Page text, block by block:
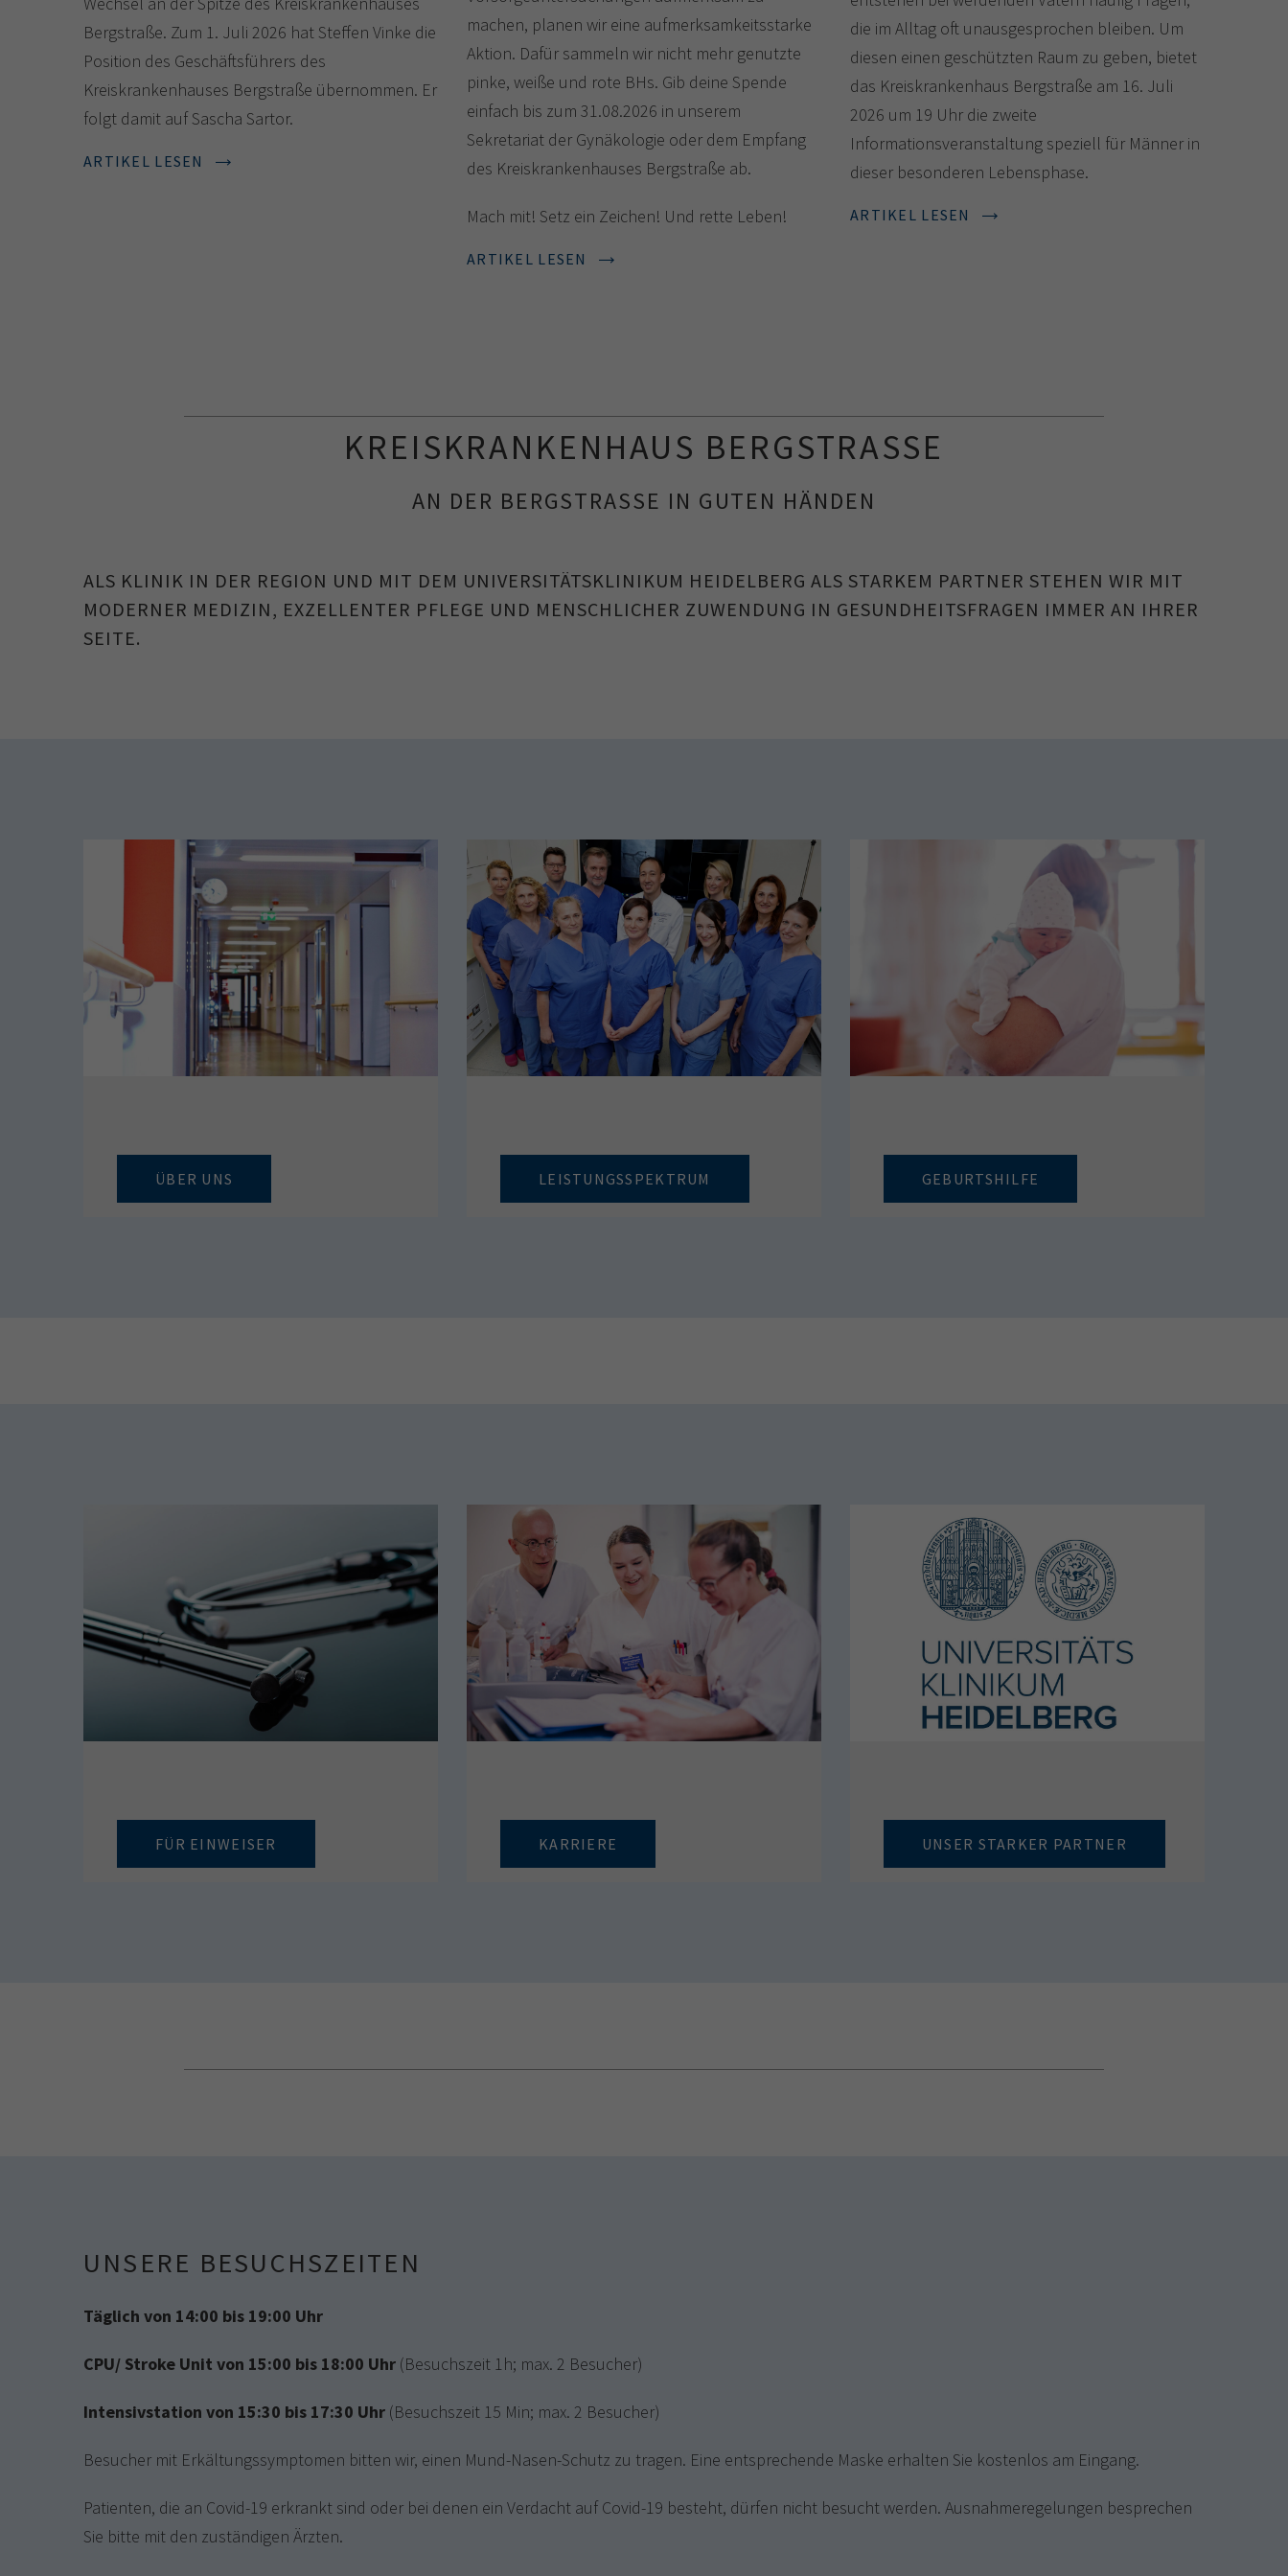
Bergstraße. Zum 1. Juli 2026 hat Steffen Vinke die
Position des Geschäftsführers des
Kreiskrankenhauses Bergstraße übernommen. Er
folgt damit auf Sascha Sartor.
ARTIKEL LESEN
machen, planen wir eine aufmerksamkeitsstarke
Aktion. Dafür sammeln wir nicht mehr genutzte
pinke, weiße und rote BHs. Gib deine Spende
einfach bis zum 31.08.2026 in unserem
Sekretariat der Gynäkologie oder dem Empfang
des Kreiskrankenhauses Bergstraße ab.
Mach mit! Setz ein Zeichen! Und rette Leben!
ARTIKEL LESEN
die im Alltag oft unausgesprochen bleiben. Um
diesen einen geschützten Raum zu geben, bietet
das Kreiskrankenhaus Bergstraße am 16. Juli
2026 um 19 Uhr die zweite
Informationsveranstaltung speziell für Männer in
dieser besonderen Lebensphase.
ARTIKEL LESEN
KREISKRANKENHAUS BERGSTRASSE
AN DER BERGSTRASSE IN GUTEN HÄNDEN
ALS KLINIK IN DER REGION UND MIT DEM UNIVERSITÄTSKLINIKUM HEIDELBERG ALS STARKEM PARTNER STEHEN WIR MIT
MODERNER MEDIZIN, EXZELLENTER PFLEGE UND MENSCHLICHER ZUWENDUNG IN GESUNDHEITSFRAGEN IMMER AN IHRER
SEITE.
ÜBER UNS LEISTUNGSSPEKTRUM GEBURTSHILFE
FÜR EINWEISER KARRIERE UNSER STARKER PARTNER
UNSERE BESUCHSZEITEN
Täglich von 14:00 bis 19:00 Uhr
CPU/ Stroke Unit von 15:00 bis 18:00 Uhr (Besuchszeit 1h; max. 2 Besucher)
Intensivstation von 15:30 bis 17:30 Uhr (Besuchszeit 15 Min; max. 2 Besucher)
Besucher mit Erkältungssymptomen bitten wir, einen Mund-Nasen-Schutz zu tragen. Eine entsprechende Maske erhalten Sie kostenlos am Eingang.
Patienten, die an Covid-19 erkrankt sind oder bei denen ein Verdacht auf Covid-19 besteht, dürfen nicht besucht werden. Ausnahmeregelungen besprechen
Sie bitte mit den zuständigen Ärzten.